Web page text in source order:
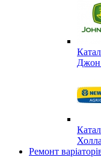
Джон
Ремонт